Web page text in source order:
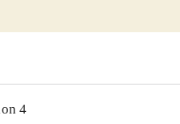
"side quests" som
der kommer nok ikke så
er blevet rost af
4